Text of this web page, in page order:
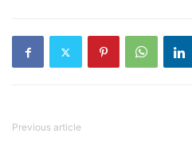
Previous article